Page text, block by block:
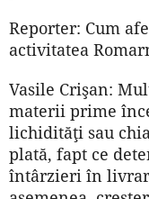
Reporter: Cum
activitatea
Vasile Crişan:
materii prime
lichidităţi sau
plată, fapt ce
întârzieri în